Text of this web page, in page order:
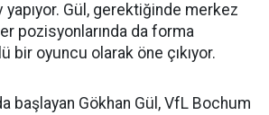
Gül, gerektiğinde merkez
pozisyonlarında da forma
bir oyuncu olarak öne çıkıyor.
başlayan Gökhan Gül, VfL Bochum